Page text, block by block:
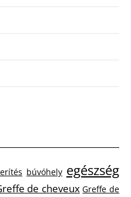
búvóhely egészség
de cheveux Greffe de